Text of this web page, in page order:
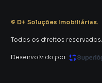
© D+ Soluções Imobiliárias.
Todos os direitos reservados.
Desenvolvido por